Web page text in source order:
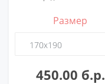
Размер
450.00 б.р.